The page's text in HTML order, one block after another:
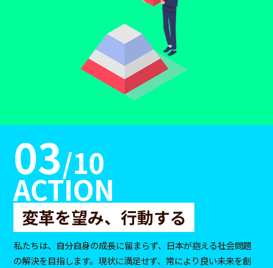
03/10
ACTION
変革を望み、行動する
私たちは、自分自身の成長に留まらず、日本が抱える社会問題
の解決を目指します。現状に満足せず、常により良い未来を創